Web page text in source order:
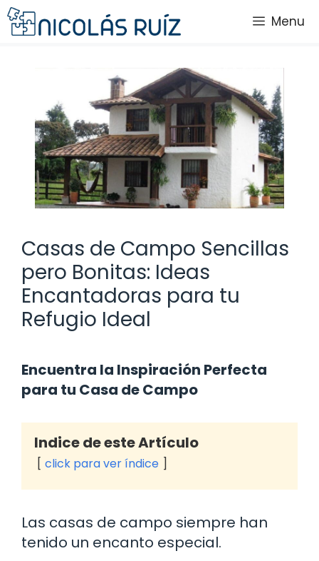
Saltar
al
Menu
Casas de Campo Sencillas
pero Bonitas: Ideas
Encantadoras para tu
Refugio Ideal
Encuentra la Inspiración Perfecta
para tu Casa de Campo
Indice de este Artículo
click para ver índice
Las casas de campo siempre han
tenido un encanto especial.